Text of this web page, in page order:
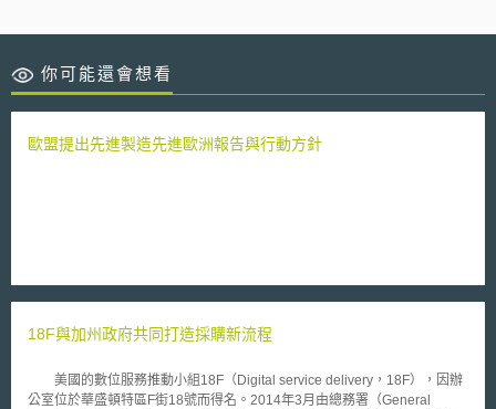
你可能還會想看
歐盟提出先進製造先進歐洲報告與行動方針
18F與加州政府共同打造採購新流程
美國的數位服務推動小組18F（Digital service delivery，18F），因辦
公室位於華盛頓特區F街18號而得名。2014年3月由總務署（General